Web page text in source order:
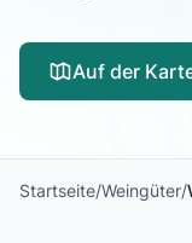
Auf der
Startseite/Weingüter/